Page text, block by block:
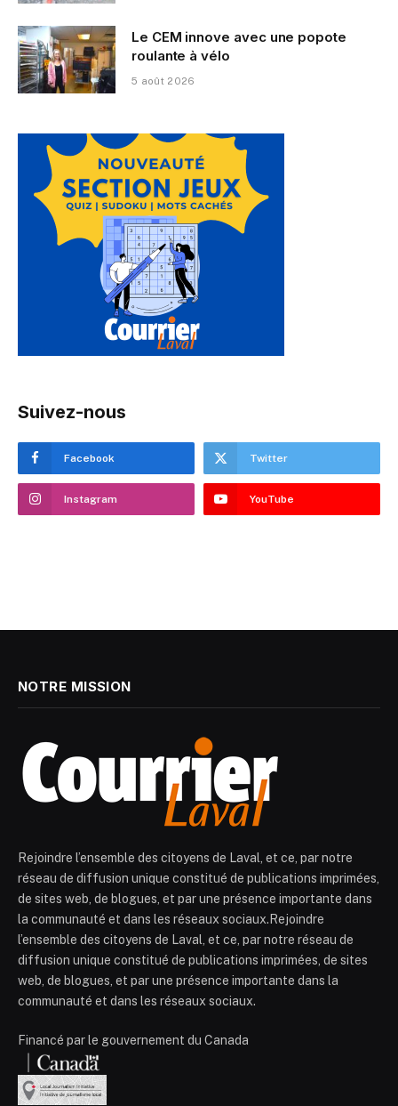
Le CEM innove avec une popote
roulante à vélo
5 août 2026
Suivez-nous
Facebook Twitter
Instagram YouTube
NOTRE MISSION
Rejoindre l’ensemble des citoyens de Laval, et ce, par notre
réseau de diffusion unique constitué de publications imprimées,
de sites web, de blogues, et par une présence importante dans
la communauté et dans les réseaux sociaux.Rejoindre
l’ensemble des citoyens de Laval, et ce, par notre réseau de
diffusion unique constitué de publications imprimées, de sites
web, de blogues, et par une présence importante dans la
communauté et dans les réseaux sociaux.
Financé par le gouvernement du Canada